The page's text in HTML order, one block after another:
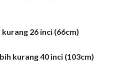
26 inci (66cm)
kurang 40 inci (103cm)